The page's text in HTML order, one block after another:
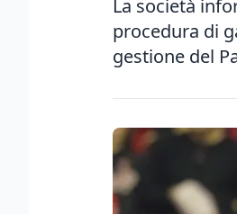
La società
procedura di
gestione del